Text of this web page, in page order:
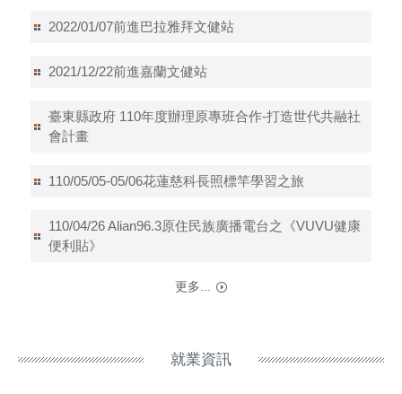
2022/01/07前進巴拉雅拜文健站
2021/12/22前進嘉蘭文健站
臺東縣政府 110年度辦理原專班合作-打造世代共融社
會計畫
110/05/05-05/06花蓮慈科長照標竿學習之旅
110/04/26 Alian96.3原住民族廣播電台之《VUVU健康
便利貼》
更多...
就業資訊